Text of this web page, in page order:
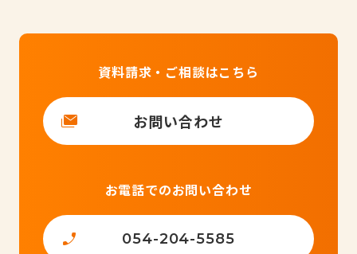
資料請求・ご相談はこちら
お問い合わせ
お電話でのお問い合わせ
054-204-5585